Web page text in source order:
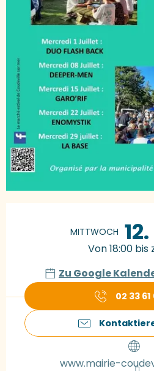
MITTWOCH 12.
Von 18:00 bis
Zu Google
02 33 61
www.mairie-